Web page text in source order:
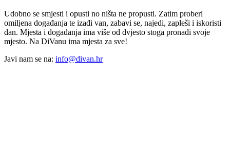
Udobno se smjesti i opusti no ništa ne propusti. Zatim proberi
omiljena događanja te izađi van, zabavi se, najedi, zapleši i iskoristi
dan. Mjesta i događanja ima više od dvjesto stoga pronađi svoje
mjesto. Na DiVanu ima mjesta za sve!
Javi nam se na: info@divan.hr